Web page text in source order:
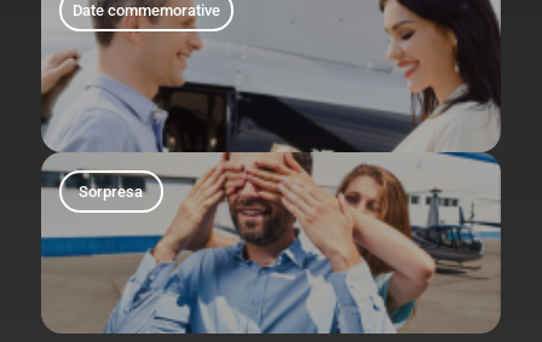
Date commemorative
Sorpresa